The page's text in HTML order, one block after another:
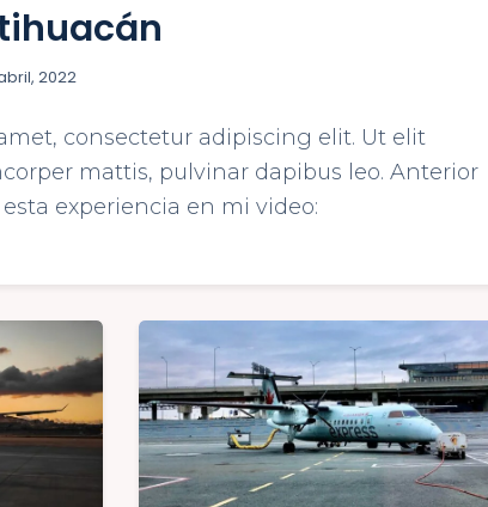
2022
consectetur adipiscing elit. Ut elit
mattis, pulvinar dapibus leo. Anterior
experiencia en mi video: